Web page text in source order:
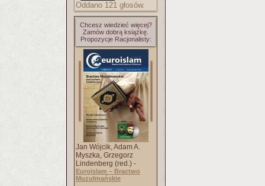
Oddano 121 głosów.
Chcesz wiedzieć więcej?
Zamów dobrą książkę.
Propozycje Racjonalisty:
Jan Wójcik, Adam A.
Myszka, Grzegorz
Lindenberg (red.) -
Euroislam – Bractwo
Muzułmańskie